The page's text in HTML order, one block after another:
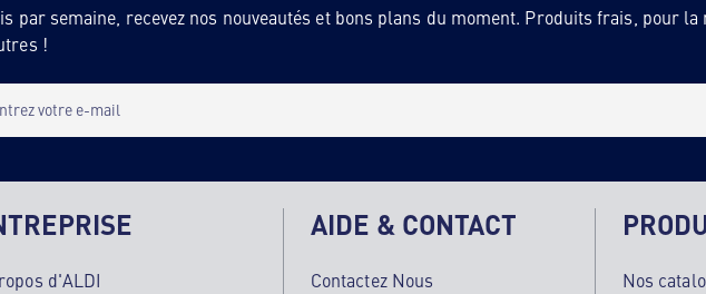
par semaine, recevez nos nouveautés et bons plans du moment. Produits frais, pour
!
votre e-mail
d'ALDI
AIDE & CONTACT
Contactez Nous
Nos